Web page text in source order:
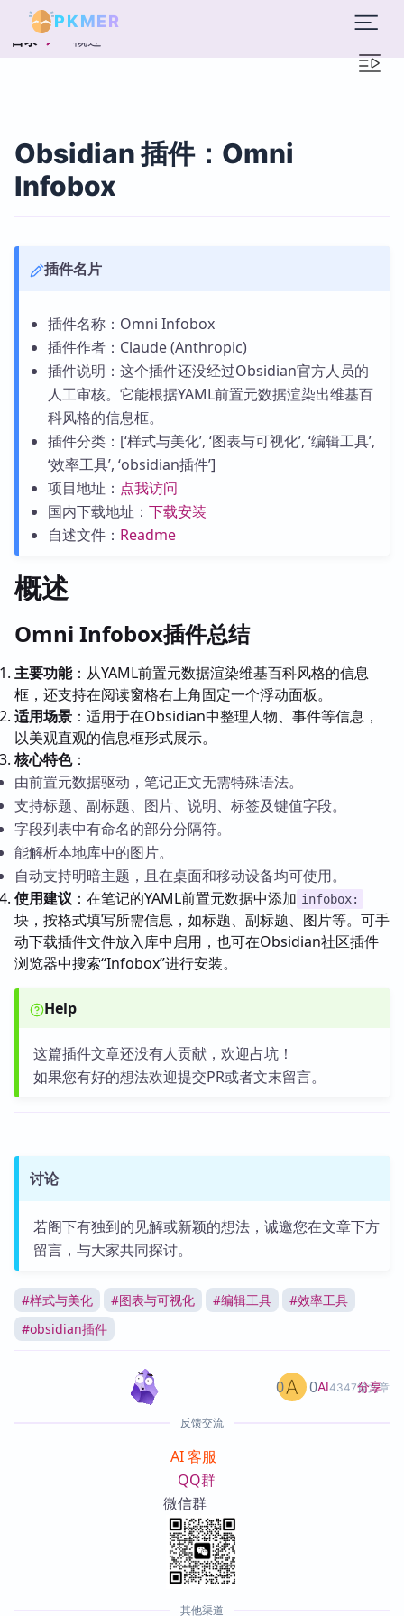
PKMER
目录 概述
Obsidian 插件：Omni
Infobox
插件名片
插件名称：Omni Infobox
插件作者：Claude (Anthropic)
插件说明：这个插件还没经过Obsidian官方人员的
人工审核。它能根据YAML前置元数据渲染出维基百
科风格的信息框。
插件分类：[‘样式与美化’, ‘图表与可视化’, ‘编辑工具’,
‘效率工具’, ‘obsidian插件’]
项目地址： 点我访问
国内下载地址： 下载安装
自述文件： Readme
概述
Omni Infobox插件总结
主要功能：从YAML前置元数据渲染维基百科风格的信息
框，还支持在阅读窗格右上角固定一个浮动面板。
适用场景 ：适用于在Obsidian中整理人物、事件等信息，
以美观直观的信息框形式展示。
核心特色：
由前置元数据驱动，笔记正文无需特殊语法。
支持标题、副标题、图片、说明、标签及键值字段。
字段列表中有命名的部分分隔符。
能解析本地库中的图片。
自动支持明暗主题，且在桌面和移动设备均可使用。
使用建议 ：在笔记的YAML前置元数据中添加 infobox:
块，按格式填写所需信息，如标题、副标题、图片等。可手
动下载插件文件放入库中启用，也可在Obsidian社区插件
浏览器中搜索“Infobox”进行安装。
Help
这篇插件文章还没有人贡献，欢迎占坑！
如果您有好的想法欢迎提交PR或者文末留言。
讨论
若阁下有独到的见解或新颖的想法，诚邀您在文章下方
留言，与大家共同探讨。
#样式与美化 #图表与可视化 #编辑工具 #效率工具
#obsidian插件
AI4347篇文章
0 0 分享
反馈交流
AI 客服
QQ群
微信群
其他渠道